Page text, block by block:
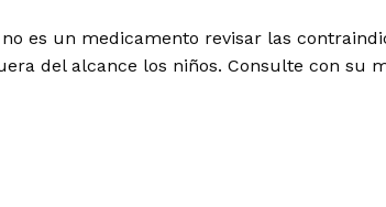
es un medicamento revisar las
del alcance los niños. Consulte con su